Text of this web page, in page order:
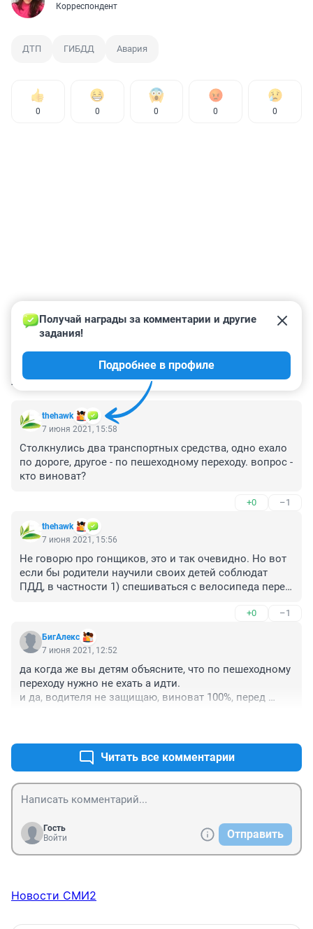
Корреспондент
ДТП ГИБДД Авария
0 0 0 0 0
КОММЕНТАРИИ 243
thehawk
Получай награды за комментарии и другие
задания!
Подробнее в профиле
7 июня 2021, 15:58
Столкнулись два транспортных средства, одно ехало
по дороге, другое - по пешеходному переходу. вопрос -
кто виноват?
+0 –1
thehawk
7 июня 2021, 15:56
Не говорю про гонщиков, это и так очевидно. Но вот
если бы родители научили своих детей соблюдат
ПДД, в частности 1) спешиваться с велосипеда перед
безопасности перехода перед его началом, то дети
были бы живы и здоровы.
+0 –1
БигАлекс
7 июня 2021, 12:52
да когда же вы детям объясните, что по пешеходному
переходу нужно не ехать а идти.
и да, водителя не защищаю, виноват 100%, перед
Читать все комментарии
Гость
Войти
Отправить
Новости СМИ2